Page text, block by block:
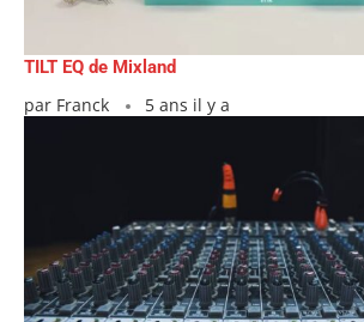
TILT EQ de Mixland
par Franck 5 ans il y a